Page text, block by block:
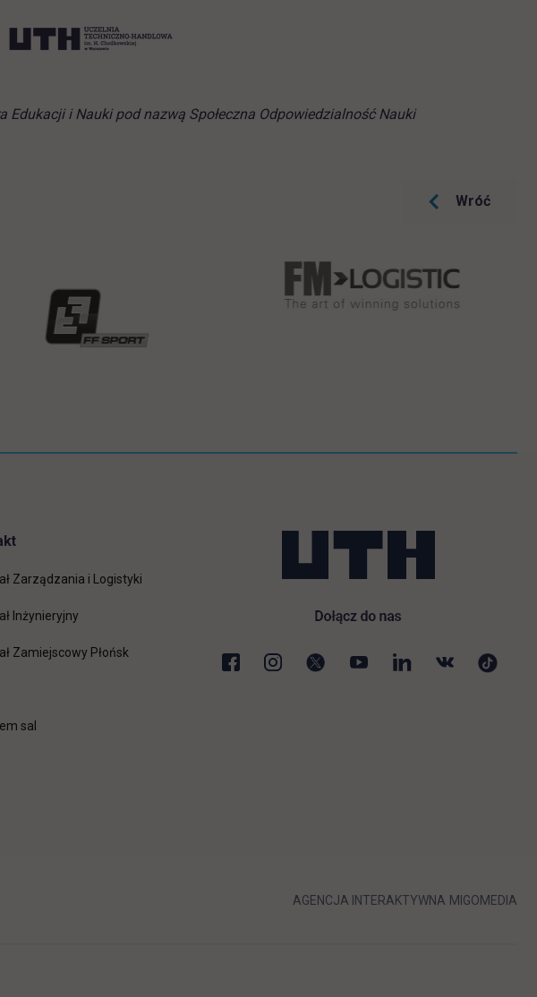
i Nauki pod nazwą Społeczna Odpowiedzialność Nauki
Wróć
Zarządzania i Logistyki
Inżynieryjny
Zamiejscowy Płońsk
otwiera się w nowej karcie
sal
AGENCJA INTERAKTYWNA LINK OTWIERA
MIGOMEDIA